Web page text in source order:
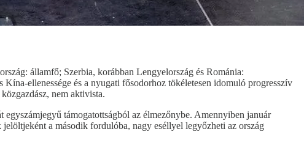
államfő; Szerbia, korábban Lengyelország és Románia:
ellenessége és a nyugati fősodorhoz tökéletesen idomuló progresszív
nem aktivista.
támogatottságból az élmezőnybe. Amennyiben január
a második fordulóba, nagy eséllyel legyőzheti az ország